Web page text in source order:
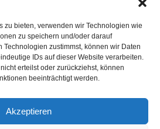
zu bieten, verwenden wir Technologien wie
zu speichern und/oder darauf
Technologien zustimmst, können wir Daten
IDs auf dieser Website verarbeiten.
erteilst oder zurückziehst, können
beeinträchtigt werden.
Akzeptieren